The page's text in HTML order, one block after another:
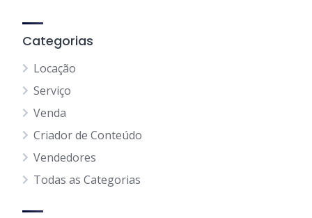
Categorias
Locação
Serviço
Venda
Criador de Conteúdo
Vendedores
Todas as Categorias